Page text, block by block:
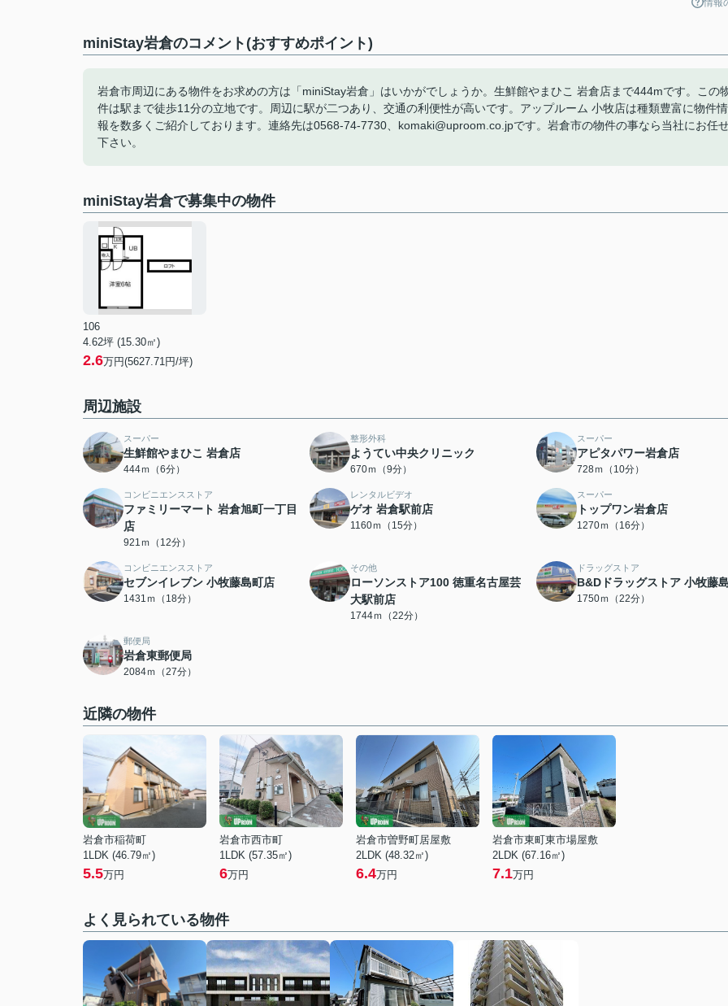
miniStay岩倉のコメント(おすすめポイント)
岩倉市周辺にある物件をお求めの方は「miniStay岩倉」はいかがでしょうか。生鮮館やまひこ 岩倉店まで444mです。この
件は駅まで徒歩11分の立地です。周辺に駅が二つあり、交通の利便性が高いです。アップルーム 小牧店は種類豊富に物件情
報を数多くご紹介しております。連絡先は0568-74-7730、komaki@uproom.co.jpです。岩倉市の物件の事なら当社にお任
下さい。
miniStay岩倉で募集中の物件
106
4.62坪 (15.30㎡)
2.6万円(5627.71円/坪)
周辺施設
スーパー
生鮮館やまひこ 岩倉店
444ｍ（6分）
整形外科
ようてい中央クリニック
670ｍ（9分）
スーパー
アピタパワー岩倉店
728ｍ（10分）
コンビニエンスストア
ファミリーマート 岩倉旭町一丁目
店
921ｍ（12分）
レンタルビデオ
ゲオ 岩倉駅前店
1160ｍ（15分）
スーパー
トップワン岩倉店
1270ｍ（16分）
コンビニエンスストア
セブンイレブン 小牧藤島町店
1431ｍ（18分）
その他
ローソンストア100 徳重名古屋芸
大駅前店
1744ｍ（22分）
ドラッグストア
B&Dドラッグストア 小牧藤
1750ｍ（22分）
郵便局
岩倉東郵便局
2084ｍ（27分）
近隣の物件
岩倉市稲荷町
1LDK (46.79㎡)
5.5万円
岩倉市西市町
1LDK (57.35㎡)
6万円
岩倉市曽野町居屋敷
2LDK (48.32㎡)
6.4万円
岩倉市東町東市場屋敷
2LDK (67.16㎡)
7.1万円
よく見られている物件